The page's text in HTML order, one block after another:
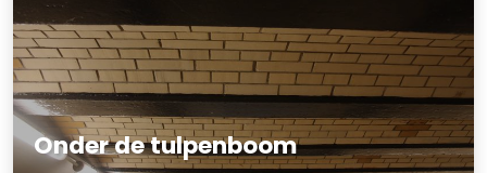
Onder de tulpenboom